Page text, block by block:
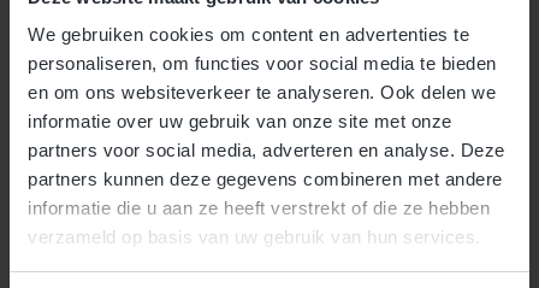
We gebruiken cookies om content en advertenties te
personaliseren, om functies voor social media te bieden
en om ons websiteverkeer te analyseren. Ook delen we
informatie over uw gebruik van onze site met onze
partners voor social media, adverteren en analyse. Deze
partners kunnen deze gegevens combineren met andere
informatie die u aan ze heeft verstrekt of die ze hebben
verzameld op basis van uw gebruik van hun services.
Voor bedrijven bieden wij onze nieuwe en zeer effectieve
uurs Incompany trainingaan.
Als particulier kunt u uw hoogwerker certificaat halen
opmeerdere locatiesdoor heel het land.
Certificering in 1 uur!